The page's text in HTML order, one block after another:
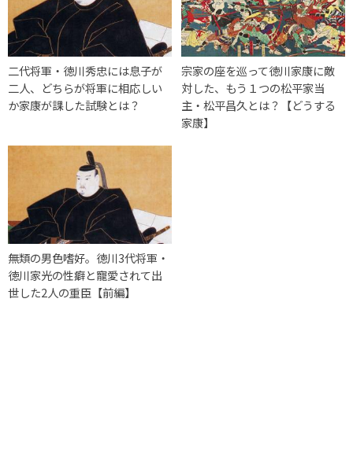
二代将軍・徳川秀忠には息子が
二人、どちらが将軍に相応しい
か家康が課した試験とは？
宗家の座を巡って徳川家康に敵
対した、もう１つの松平家当
主・松平昌久とは？【どうする
家康】
無類の男色嗜好。徳川3代将軍・
徳川家光の性癖と寵愛されて出
世した2人の重臣【前編】